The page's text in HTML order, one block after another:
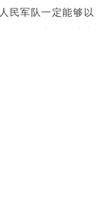
民军队一定能够以
件下的空前团结统